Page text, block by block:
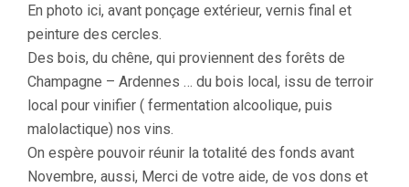
En photo ici, avant ponçage extérieur, vernis final et
peinture des cercles.
Des bois, du chêne, qui proviennent des forêts de
Champagne – Ardennes … du bois local, issu de terroir
local pour vinifier ( fermentation alcoolique, puis
malolactique) nos vins.
On espère pouvoir réunir la totalité des fonds avant
Novembre, aussi, Merci de votre aide, de vos dons et